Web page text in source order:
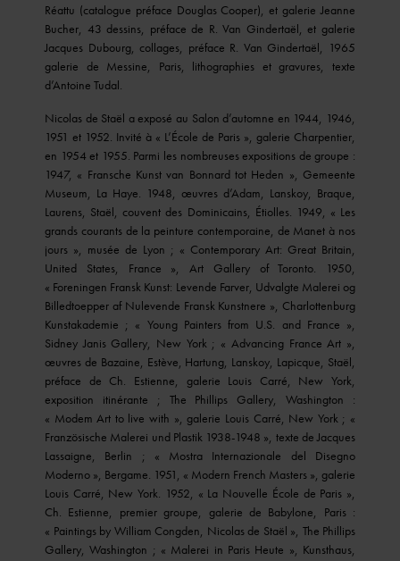
Réattu (catalogue préface Douglas Cooper), et galerie Jeanne
Bucher, 43 dessins, préface de R. Van Gindertaël, et galerie
Jacques Dubourg, collages, préface R. Van Gindertaël, 1965
galerie de Messine, Paris, lithographies et gravures, texte
d’Antoine Tudal.
Nicolas de Staël a exposé au Salon d’automne en 1944, 1946,
1951 et 1952. Invité à « L’École de Paris », galerie Charpentier,
en 1954 et 1955. Parmi les nombreuses expositions de groupe :
1947, « Fransche Kunst van Bonnard tot Heden », Gemeente
Museum, La Haye. 1948, œuvres d’Adam, Lanskoy, Braque,
Laurens, Staël, couvent des Dominicains, Étiolles. 1949, « Les
grands courants de la peinture contemporaine, de Manet à nos
jours », musée de Lyon ; « Contemporary Art: Great Britain,
United States, France », Art Gallery of Toronto. 1950,
« Foreningen Fransk Kunst: Levende Farver, Udvalgte Malerei og
Billedtoepper af Nulevende Fransk Kunstnere », Charlottenburg
Kunstakademie ; « Young Painters from U.S. and France »,
Sidney Janis Gallery, New York ; « Advancing France Art »,
œuvres de Bazaine, Estève, Hartung, Lanskoy, Lapicque, Staël,
préface de Ch. Estienne, galerie Louis Carré, New York,
exposition itinérante ; The Phillips Gallery, Washington :
« Modem Art to live with », galerie Louis Carré, New York ; «
Französische Malerei und Plastik 1938-1948 », texte de Jacques
Lassaigne, Berlin ; « Mostra Internazionale del Disegno
Moderno », Bergame. 1951, « Modern French Masters », galerie
Louis Carré, New York. 1952, « La Nouvelle École de Paris »,
Ch. Estienne, premier groupe, galerie de Babylone, Paris :
« Paintings by William Congden, Nicolas de Staël », The Phillips
Gallery, Washington ; « Malerei in Paris Heute », Kunsthaus,